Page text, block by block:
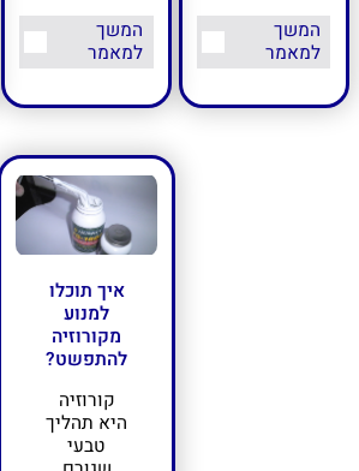
מעוניינים בציוד איכותי
אצלנו עם מגוון חברות
האטימה, ציפויים ואיכות
המשך
למאמר
המשך
למאמר
איך תוכלו
למנוע
מקורוזיה
להתפשט?
קורוזיה
היא תהליך
טבעי